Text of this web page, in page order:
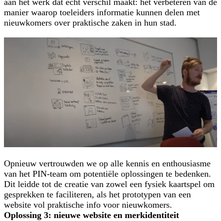
aan het werk dat echt verschil maakt: het verbeteren van de
manier waarop toeleiders informatie kunnen delen met
nieuwkomers over praktische zaken in hun stad.
Opnieuw vertrouwden we op alle kennis en enthousiasme
van het PIN-team om potentiële oplossingen te bedenken.
Dit leidde tot de creatie van zowel een fysiek kaartspel om
gesprekken te faciliteren, als het prototypen van een
website vol praktische info voor nieuwkomers.
Oplossing 3: nieuwe website en merkidentiteit